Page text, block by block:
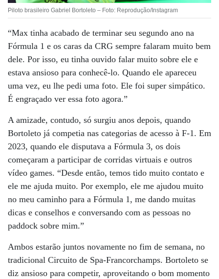
Piloto brasileiro Gabriel Bortoleto – Foto: Reprodução/Instagram
“Max tinha acabado de terminar seu segundo ano na
Fórmula 1 e os caras da CRG sempre falaram muito bem
dele. Por isso, eu tinha ouvido falar muito sobre ele e
estava ansioso para conhecê-lo. Quando ele apareceu
uma vez, eu lhe pedi uma foto. Ele foi super simpático.
É engraçado ver essa foto agora.”
A amizade, contudo, só surgiu anos depois, quando
Bortoleto já competia nas categorias de acesso à F-1. Em
2023, quando ele disputava a Fórmula 3, os dois
começaram a participar de corridas virtuais e outros
vídeo games. “Desde então, temos tido muito contato e
ele me ajuda muito. Por exemplo, ele me ajudou muito
no meu caminho para a Fórmula 1, me dando muitas
dicas e conselhos e conversando com as pessoas no
paddock sobre mim.”
Ambos estarão juntos novamente no fim de semana, no
tradicional Circuito de Spa-Francorchamps. Bortoleto se
diz ansioso para competir, aproveitando o bom momento